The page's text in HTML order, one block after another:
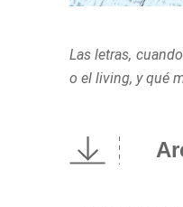
Las letras,
o el living, y qué